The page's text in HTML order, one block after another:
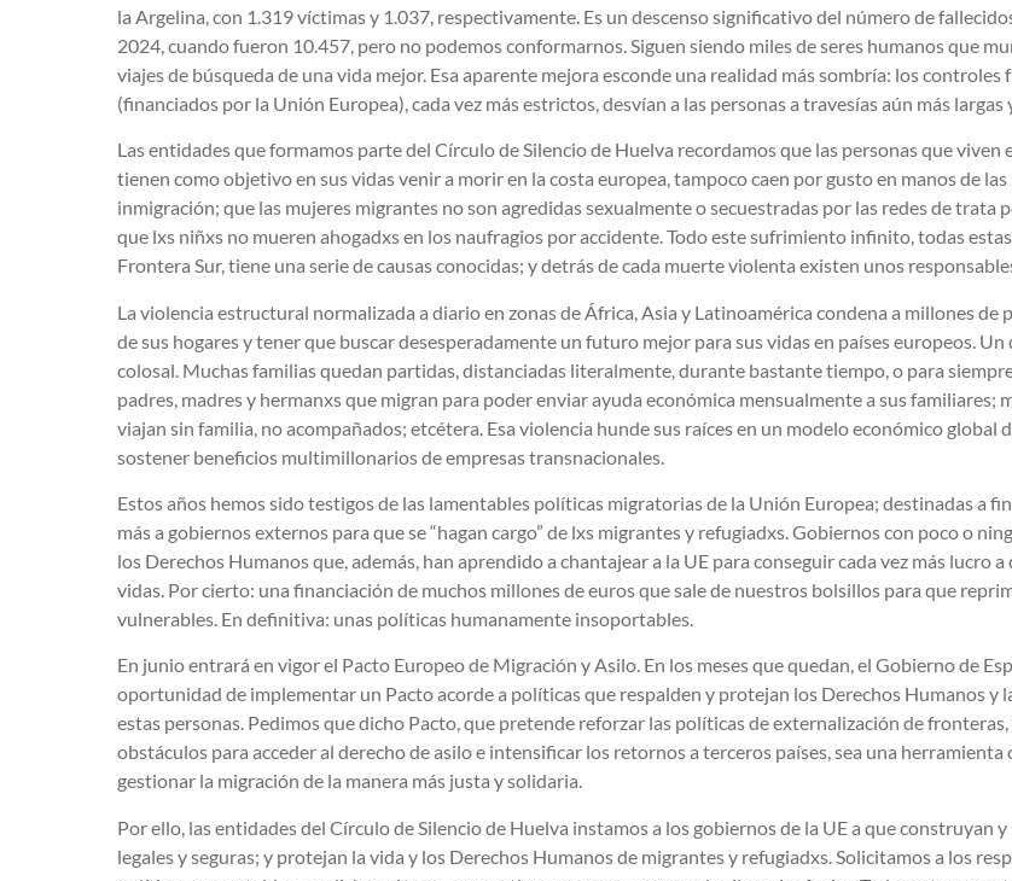
la Argelina, con 1.319 víctimas y 1.037, respectivamente. Es un descenso significativo del número de
2024, cuando fueron 10.457, pero no podemos conformarnos. Siguen siendo miles de seres humanos que
viajes de búsqueda de una vida mejor. Esa aparente mejora esconde una realidad más sombría: los controles
(financiados por la Unión Europea), cada vez más estrictos, desvían a las personas a travesías aún más largas
Las entidades que formamos parte del Círculo de Silencio de Huelva recordamos que las personas que viven
tienen como objetivo en sus vidas venir a morir en la costa europea, tampoco caen por gusto en manos de las
inmigración; que las mujeres migrantes no son agredidas sexualmente o secuestradas por las redes de trata
que lxs niñxs no mueren ahogadxs en los naufragios por accidente. Todo este sufrimiento infinito, todas
Frontera Sur, tiene una serie de causas conocidas; y detrás de cada muerte violenta existen unos
La violencia estructural normalizada a diario en zonas de África, Asia y Latinoamérica condena a millones de
de sus hogares y tener que buscar desesperadamente un futuro mejor para sus vidas en países europeos.
colosal. Muchas familias quedan partidas, distanciadas literalmente, durante bastante tiempo, o para
padres, madres y hermanxs que migran para poder enviar ayuda económica mensualmente a sus familiares;
viajan sin familia, no acompañados; etcétera. Esa violencia hunde sus raíces en un modelo económico global
sostener beneficios multimillonarios de empresas transnacionales.
Estos años hemos sido testigos de las lamentables políticas migratorias de la Unión Europea; destinadas a
más a gobiernos externos para que se “hagan cargo” de lxs migrantes y refugiadxs. Gobiernos con poco o
los Derechos Humanos que, además, han aprendido a chantajear a la UE para conseguir cada vez más lucro a
vidas. Por cierto: una financiación de muchos millones de euros que sale de nuestros bolsillos para que
vulnerables. En definitiva: unas políticas humanamente insoportables.
En junio entrará en vigor el Pacto Europeo de Migración y Asilo. En los meses que quedan, el Gobierno de
oportunidad de implementar un Pacto acorde a políticas que respalden y protejan los Derechos Humanos y
estas personas. Pedimos que dicho Pacto, que pretende reforzar las políticas de externalización de
obstáculos para acceder al derecho de asilo e intensificar los retornos a terceros países, sea una herramienta
gestionar la migración de la manera más justa y solidaria.
Por ello, las entidades del Círculo de Silencio de Huelva instamos a los gobiernos de la UE a que construyan
legales y seguras; y protejan la vida y los Derechos Humanos de migrantes y refugiadxs. Solicitamos a los